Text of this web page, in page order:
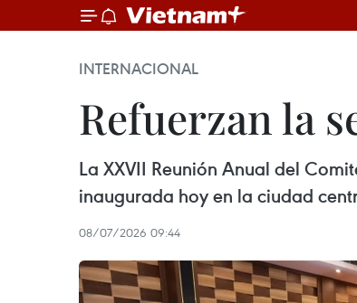
INTERNACIONAL
Refuerzan la
La XXVII Reunión Anual del
inaugurada hoy en la ciudad
08/07/2026 09:44